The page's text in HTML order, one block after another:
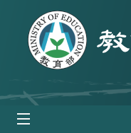
跳到主要內容區塊